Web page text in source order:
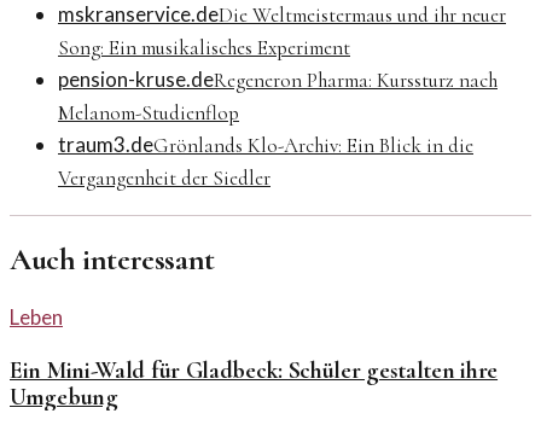
mskranservice.deDie Weltmeistermaus und ihr neuer
Song: Ein musikalisches Experiment
pension-kruse.deRegeneron Pharma: Kurssturz nach
Melanom-Studienflop
traum3.deGrönlands Klo-Archiv: Ein Blick in die
Vergangenheit der Siedler
Auch interessant
Leben
Ein Mini-Wald für Gladbeck: Schüler gestalten ihre
Umgebung